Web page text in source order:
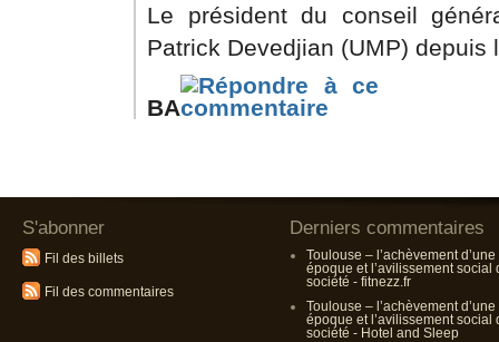
Le président du conseil
Patrick Devedjian (UMP) depuis
BA
S'abonner
Fil des billets
Fil des commentaires
Derniers commentaires
Toulouse – l’achèvement d’une
époque et l’avilissement social
société - fitnezz.fr
Toulouse – l’achèvement d’une
époque et l’avilissement social
société - Hotel and Sleep